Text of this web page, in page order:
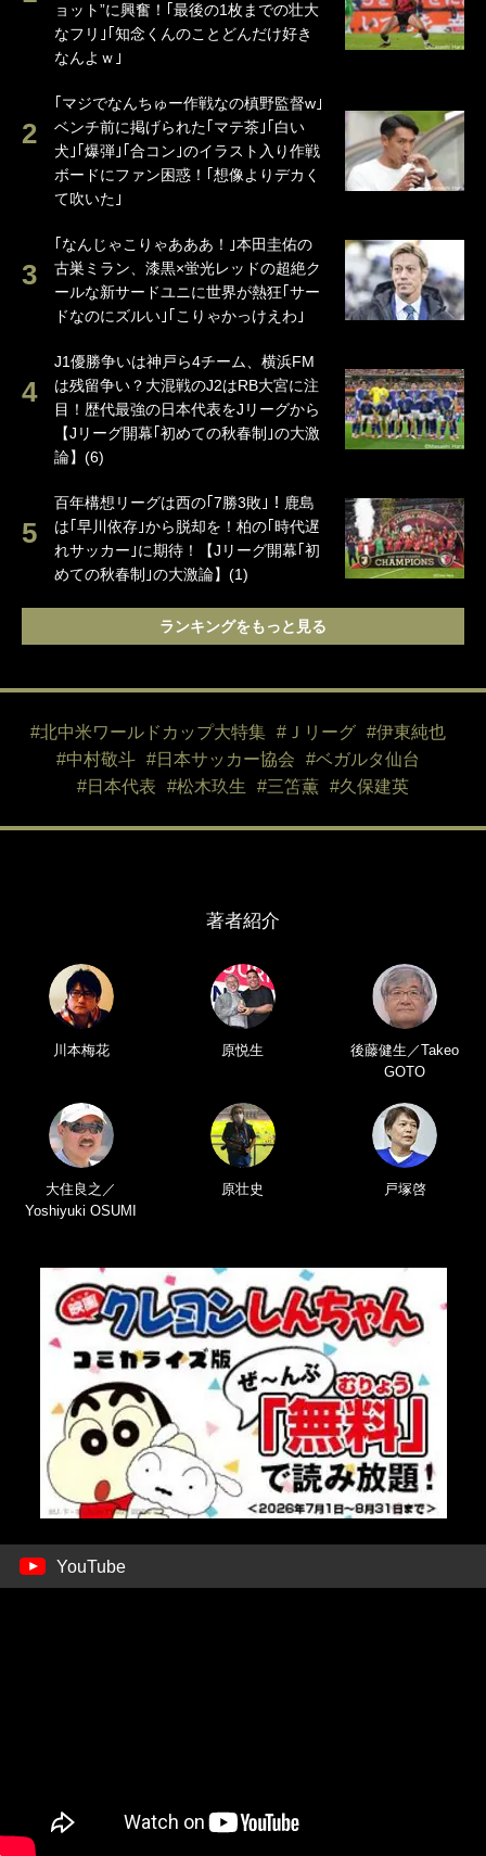
ョット”に興奮！｢最後の1枚までの壮大
なフリ｣｢知念くんのことどんだけ好き
なんよｗ｣
｢マジでなんちゅー作戦なの槙野監督w｣
ベンチ前に掲げられた｢マテ茶｣｢白い
犬｣｢爆弾｣｢合コン｣のイラスト入り作戦
ボードにファン困惑！｢想像よりデカく
て吹いた｣
｢なんじゃこりゃあああ！｣本田圭佑の
古巣ミラン、漆黒×蛍光レッドの超絶ク
ールな新サードユニに世界が熱狂｢サー
ドなのにズルい｣｢こりゃかっけえわ｣
J1優勝争いは神戸ら4チーム、横浜FM
は残留争い？大混戦のJ2はRB大宮に注
目！歴代最強の日本代表をJリーグから
【Jリーグ開幕｢初めての秋春制｣の大激
論】(6)
百年構想リーグは西の｢7勝3敗｣！鹿島
は｢早川依存｣から脱却を！柏の｢時代遅
れサッカー｣に期待！【Jリーグ開幕｢初
めての秋春制｣の大激論】(1)
ランキングをもっと見る
#北中米ワールドカップ大特集 #Ｊリーグ
#伊東純也
#中村敬斗
#日本サッカー協会
#ベガルタ仙台
#日本代表
#松木玖生 #三笘薫 #久保建英
著者紹介
川本梅花 原悦生
後藤健生／Takeo
GOTO
大住良之／
Yoshiyuki OSUMI
原壮史 戸塚啓
YouTube